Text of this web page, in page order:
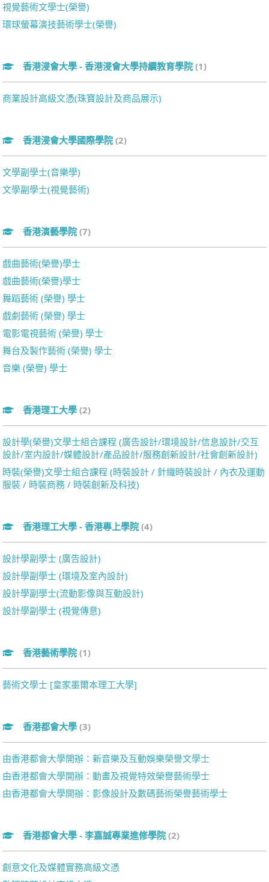
視覺藝術文學士(榮譽)
環球螢幕演技藝術學士(榮譽)
香港浸會大學 - 香港浸會大學持續教育學院 (1)
商業設計高級文憑(珠寶設計及商品展示)
香港浸會大學國際學院 (2)
文學副學士(音樂學)
文學副學士(視覺藝術)
香港演藝學院 (7)
戲曲藝術(榮譽)學士
戲曲藝術(榮譽)學士
舞蹈藝術 (榮譽) 學士
戲劇藝術 (榮譽) 學士
電影電視藝術 (榮譽) 學士
舞台及製作藝術 (榮譽) 學士
音樂 (榮譽) 學士
香港理工大學 (2)
設計學(榮譽)文學士組合課程 (廣告設計/環境設計/信息設計/交互
設計/室内設計/媒體設計/產品設計/服務創新設計/社會創新設計)
時裝(榮譽)文學士組合課程 (時裝設計 / 針織時裝設計 / 內衣及運動
服裝 / 時裝商務 / 時裝創新及科技)
香港理工大學 - 香港專上學院 (4)
設計學副學士 (廣告設計)
設計學副學士 (環境及室內設計)
設計學副學士(流動影像與互動設計)
設計學副學士 (視覺傳意)
香港藝術學院 (1)
藝術文學士 [皇家墨爾本理工大學]
香港都會大學 (3)
由香港都會大學開辦：新音樂及互動娛樂榮譽文學士
由香港都會大學開辦：動畫及視覺特效榮譽藝術學士
由香港都會大學開辦：影像設計及數碼藝術榮譽藝術學士
香港都會大學 - 李嘉誠專業進修學院 (2)
創意文化及媒體實務高級文憑